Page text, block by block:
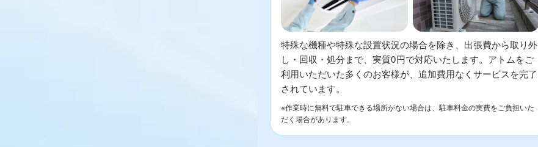
特殊な機種や特殊な設置状況の場合を除き、出張費から取り外
し・回収・処分まで、実質0円で対応いたします。アトムをご
利用いただいた多くのお客様が、追加費用なくサービスを完了
されています。
※作業時に無料で駐車できる場所がない場合は、駐車料金の実費をご負担いた
だく場合があります。